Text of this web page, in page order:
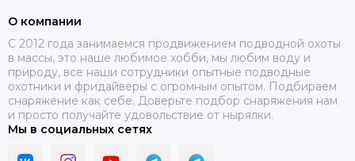
О компании
C 2012 года занимаемся продвижением подводной охоты
в массы, это наше любимое хобби, мы любим воду и
природу, все наши сотрудники опытные подводные
охотники и фридайверы с огромным опытом. Подбираем
снаряжение как себе. Доверьте подбор снаряжения нам
и просто получайте удовольствие от нырялки.
Мы в социальных сетях